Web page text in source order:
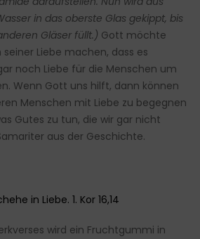
in das oberste Glas gekippt, bis
Gläser füllt.) Gott möchte
seiner Liebe machen, dass es
noch Liebe für die Menschen um
Wenn Gott uns hilft, dann können
Menschen mit Liebe zu begegnen
Gutes zu tun, die wir gar nicht
aus der Geschichte.
in Liebe. 1. Kor 16,14
wird ein Fruchtgummi in